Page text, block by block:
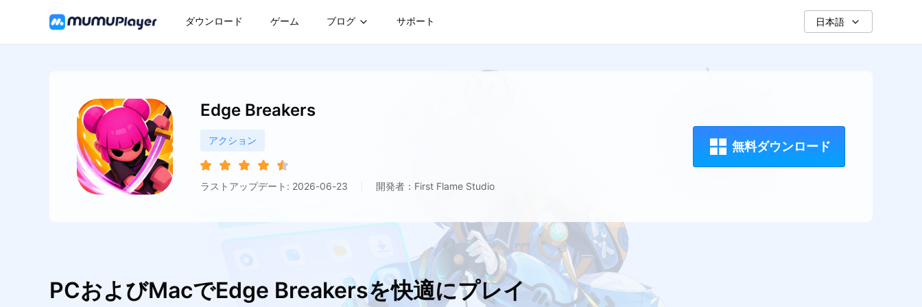
ダウンロード ゲーム ブログ サポート 日本語
Edge Breakers
アクション
ラストアップデート: 2026-06-23 開発者：First Flame Studio
無料ダウンロード
PCおよびMacでEdge Breakersを快適にプレイ